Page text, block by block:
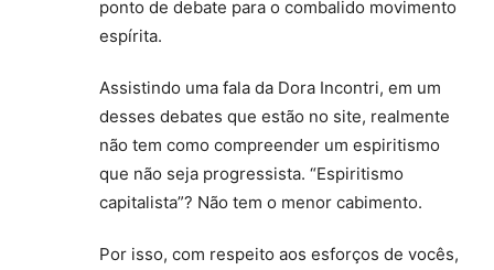
ponto de debate para o combalido movimento
espírita.
Assistindo uma fala da Dora Incontri, em um
desses debates que estão no site, realmente
não tem como compreender um espiritismo
que não seja progressista. “Espiritismo
capitalista”? Não tem o menor cabimento.
Por isso, com respeito aos esforços de vocês,